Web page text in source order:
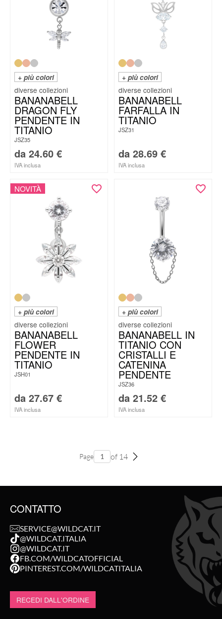
+ più colori
BANANABELL
DRAGON FLY
PENDENTE IN
TITANIO
JSZ35
da 24.60 €
IVA inclusa
+ più colori
BANANABELL
FARFALLA IN
TITANIO
JSZ31
da 28.69 €
IVA inclusa
NOVITÀ
+ più colori
BANANABELL
FLOWER
PENDENTE IN
TITANIO
JSH01
da 27.67 €
IVA inclusa
+ più colori
BANANABELL IN
TITANIO CON
CRISTALLI E
CATENINA
PENDENTE
JSZ36
da 21.52 €
IVA inclusa
Page of 14
CONTATTO
SERVICE@WILDCAT.IT
@WILDCAT.ITALIA
@WILDCAT.IT
FB.COM/WILDCATOFFICIAL
PINTEREST.COM/WILDCATITALIA
RECEDI DALL'ORDINE